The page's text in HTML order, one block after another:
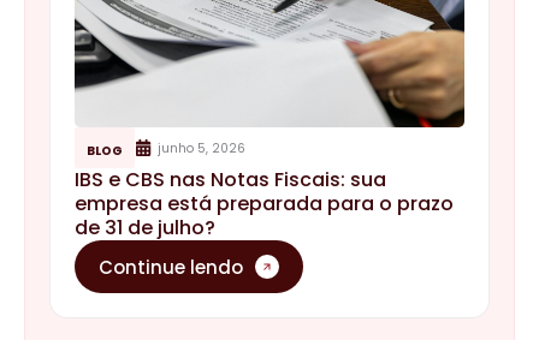
BLOG junho 5, 2026
IBS e CBS nas Notas Fiscais: sua
empresa está preparada para o prazo
de 31 de julho?
Continue lendo